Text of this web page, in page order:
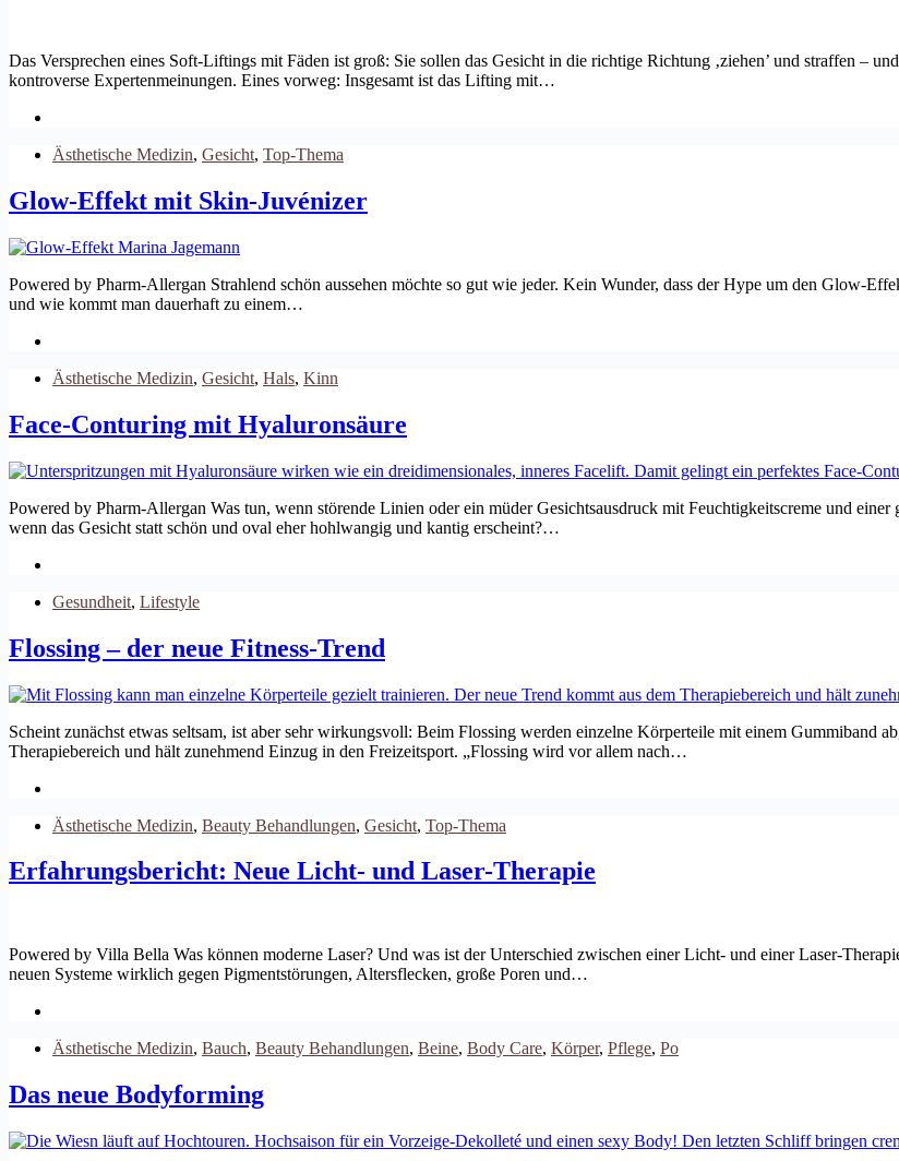
Das Versprechen eines Soft-Liftings mit Fäden ist groß: Sie sollen das Gesicht in die richtige Richtung ‚ziehen’ und straffen –
kontroverse Expertenmeinungen. Eines vorweg: Insgesamt ist das Lifting mit…
Ästhetische Medizin, Gesicht, Top-Thema
Glow-Effekt mit Skin-Juvénizer
Powered by Pharm-Allergan Strahlend schön aussehen möchte so gut wie jeder. Kein Wunder, dass der Hype um den Glow-
und wie kommt man dauerhaft zu einem…
Ästhetische Medizin, Gesicht, Hals, Kinn
Face-Conturing mit Hyaluronsäure
Powered by Pharm-Allergan Was tun, wenn störende Linien oder ein müder Gesichtsausdruck mit Feuchtigkeitscreme und
wenn das Gesicht statt schön und oval eher hohlwangig und kantig erscheint?…
Gesundheit, Lifestyle
Flossing – der neue Fitness-Trend
Scheint zunächst etwas seltsam, ist aber sehr wirkungsvoll: Beim Flossing werden einzelne Körperteile mit einem Gummiband
Therapiebereich und hält zunehmend Einzug in den Freizeitsport. „Flossing wird vor allem nach…
Ästhetische Medizin, Beauty Behandlungen, Gesicht, Top-Thema
Erfahrungsbericht: Neue Licht- und Laser-Therapie
Powered by Villa Bella Was können moderne Laser? Und was ist der Unterschied zwischen einer Licht- und einer Laser-
neuen Systeme wirklich gegen Pigmentstörungen, Altersflecken, große Poren und…
Ästhetische Medizin, Bauch, Beauty Behandlungen, Beine, Body Care, Körper, Pflege, Po
Das neue Bodyforming